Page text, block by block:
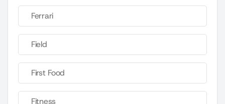
Ferrari
Field
First Food
Fitness